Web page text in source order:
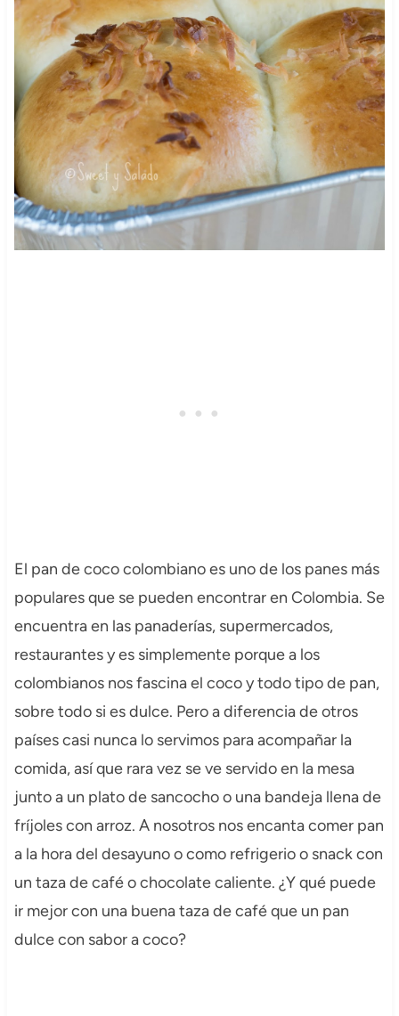
El pan de coco colombiano es uno de los panes más
populares que se pueden encontrar en Colombia. Se
encuentra en las panaderías, supermercados,
restaurantes y es simplemente porque a los
colombianos nos fascina el coco y todo tipo de pan,
sobre todo si es dulce. Pero a diferencia de otros
países casi nunca lo servimos para acompañar la
comida, así que rara vez se ve servido en la mesa
junto a un plato de sancocho o una bandeja llena de
fríjoles con arroz. A nosotros nos encanta comer pan
a la hora del desayuno o como refrigerio o snack con
un taza de café o chocolate caliente. ¿Y qué puede
ir mejor con una buena taza de café que un pan
dulce con sabor a coco?